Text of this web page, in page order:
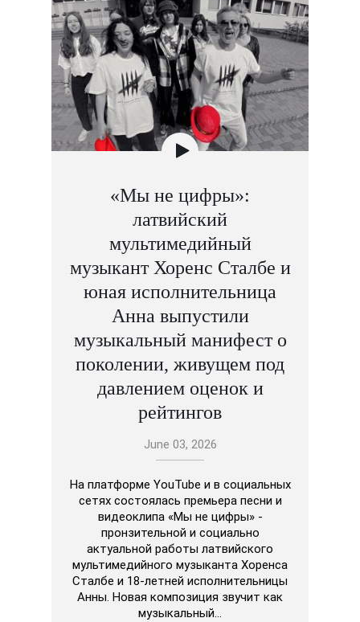
«Мы не цифры»:
латвийский
мультимедийный
музыкант Хоренс Сталбе и
юная исполнительница
Анна выпустили
музыкальный манифест о
поколении, живущем под
давлением оценок и
рейтингов
June 03, 2026
На платформе YouTube и в социальных
сетях состоялась премьера песни и
видеоклипа «Мы не цифры» -
пронзительной и социально
актуальной работы латвийского
мультимедийного музыканта Хоренса
Сталбе и 18-летней исполнительницы
Анны. Новая композиция звучит как
музыкальный…